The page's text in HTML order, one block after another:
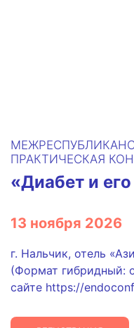
ПРАКТИЧЕСКАЯ
«Диабет и
13 ноября 2026
г. Нальчик, отель
(Формат гибридный:
сайте https://